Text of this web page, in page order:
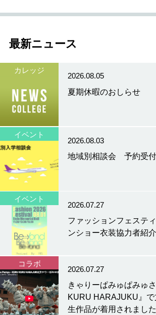
最新ニュース
カレッジ
2026.08.05
夏期休暇のおしらせ
イベント
2026.08.03
地域別相談会 予約受付
イベント
2026.07.27
ファッションフェステ
ンショー衣装協力者紹介
コラボ
2026.07.27
きゃりーぱみゅぱみゅ
KURU HARAJUKU』
生作品が着用されました